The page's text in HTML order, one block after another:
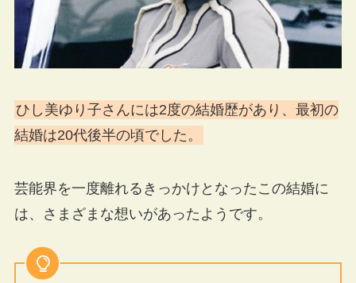
ひし美ゆり子さんには2度の結婚歴があり、最初の
結婚は20代後半の頃でした。
芸能界を一度離れるきっかけとなったこの結婚に
は、さまざまな想いがあったようです。